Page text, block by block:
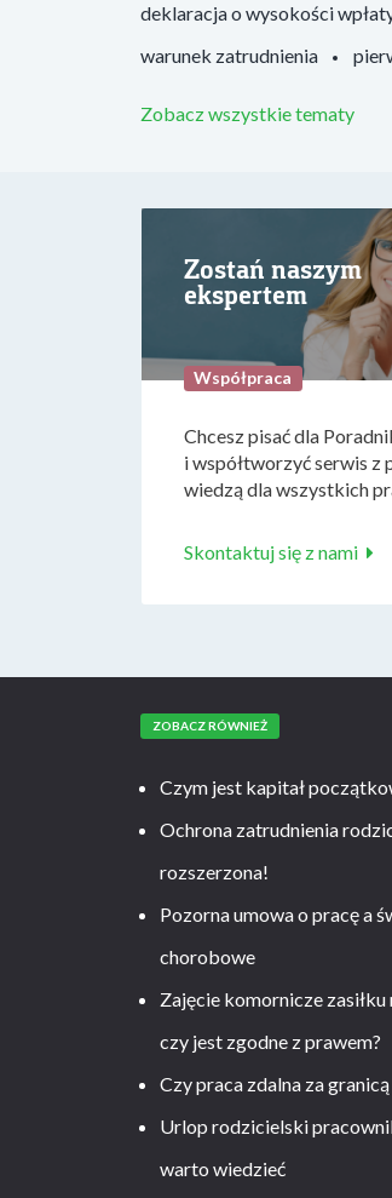
deklaracja o wysokości
warunek zatrudnienia
Zobacz wszystkie tematy
Zostań naszym
ekspertem
Współpraca
Chcesz pisać dla
i współtworzyć serwis z
wiedzą dla wszystkich
Skontaktuj się z nami
ZOBACZ RÓWNIEŻ
Czym jest kapitał
Ochrona zatrudnienia
rozszerzona!
Pozorna umowa o pracę a
chorobowe
Zajęcie komornicze
czy jest zgodne z prawem?
Czy praca zdalna za
Urlop rodzicielski
warto wiedzieć